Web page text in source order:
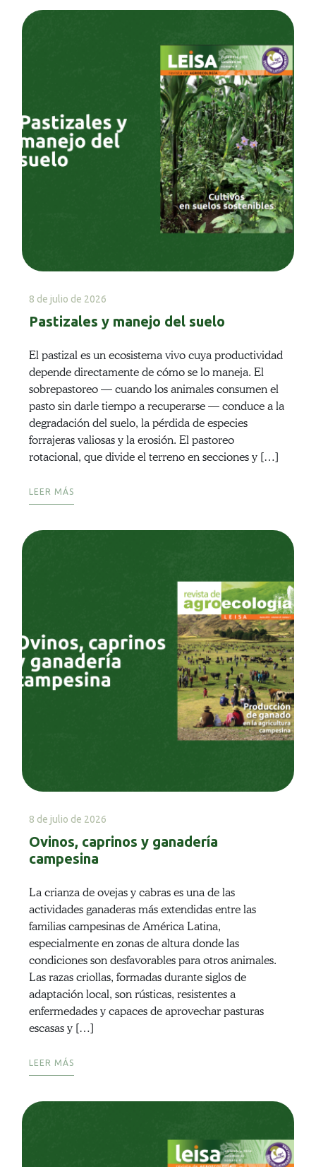
8 de julio de 2026
Pastizales y manejo del suelo
El pastizal es un ecosistema vivo cuya productividad
depende directamente de cómo se lo maneja. El
sobrepastoreo — cuando los animales consumen el
pasto sin darle tiempo a recuperarse — conduce a la
degradación del suelo, la pérdida de especies
forrajeras valiosas y la erosión. El pastoreo
rotacional, que divide el terreno en secciones y […]
LEER MÁS
8 de julio de 2026
Ovinos, caprinos y ganadería
campesina
La crianza de ovejas y cabras es una de las
actividades ganaderas más extendidas entre las
familias campesinas de América Latina,
especialmente en zonas de altura donde las
condiciones son desfavorables para otros animales.
Las razas criollas, formadas durante siglos de
adaptación local, son rústicas, resistentes a
enfermedades y capaces de aprovechar pasturas
escasas y […]
LEER MÁS